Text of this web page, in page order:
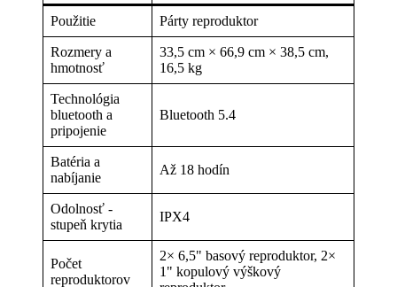
Použitie Párty reproduktor
Rozmery a
hmotnosť
33,5 cm × 66,9 cm × 38,5 cm,
16,5 kg
Technológia
bluetooth a
pripojenie
Bluetooth 5.4
Batéria a
nabíjanie
Až 18 hodín
Odolnosť -
stupeň krytia
IPX4
Počet
reproduktorov
2× 6,5" basový reproduktor, 2×
1" kopulový výškový